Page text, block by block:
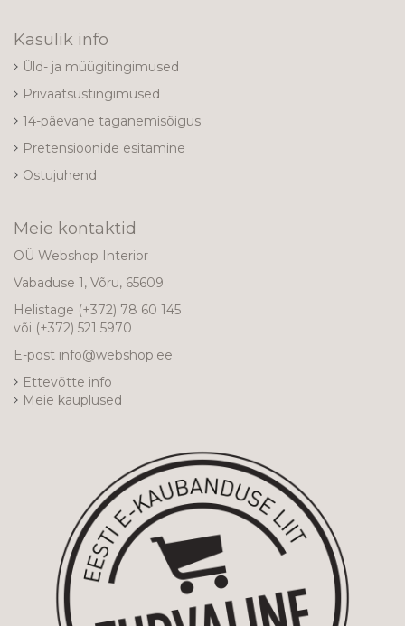
Kasulik info
Üld- ja müügitingimused
Privaatsustingimused
14-päevane taganemisõigus
Pretensioonide esitamine
Ostujuhend
Meie kontaktid
OÜ Webshop Interior
Vabaduse 1, Võru, 65609
Helistage (+372) 78 60 145
või (+372) 521 5970
E-post info@webshop.ee
Ettevõtte info
Meie kauplused